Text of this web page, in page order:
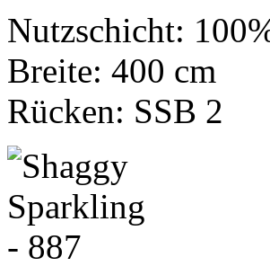
Nutzschicht:
Breite: 400 cm
Rücken: SSB 2